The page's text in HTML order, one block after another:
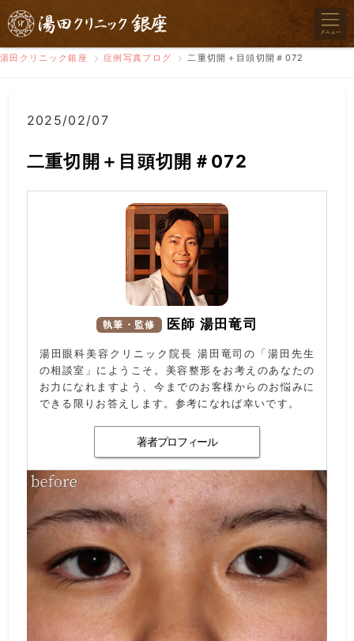
湯田クリニック銀座 症例写真ブログ 二重切開＋目頭切開＃072
2025/02/07
二重切開＋目頭切開＃072
執筆・監修 医師 湯田竜司
湯田眼科美容クリニック院長 湯田竜司の「湯田先生
の相談室」にようこそ。美容整形をお考えのあなたの
お力になれますよう、今までのお客様からのお悩みに
できる限りお答えします。参考になれば幸いです。
著者プロフィール